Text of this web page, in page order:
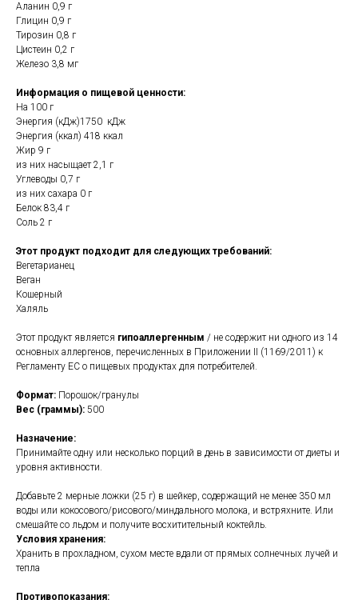
Аланин 0,9 г
Глицин 0,9 г
Тирозин 0,8 г
Цистеин 0,2 г
Железо 3,8 мг
Информация о пищевой ценности:
На 100 г
Энергия (кДж)1750 кДж
Энергия (ккал) 418 ккал
Жир 9 г
из них насыщает 2,1 г
Углеводы 0,7 г
из них сахара 0 г
Белок 83,4 г
Соль 2 г
Этот продукт подходит для следующих требований:
Вегетарианец
Веган
Кошерный
Халяль
Этот продукт является гипоаллергенным / не содержит ни одного из 14
основных аллергенов, перечисленных в Приложении II (1169/2011) к
Регламенту ЕС о пищевых продуктах для потребителей.
Формат: Порошок/гранулы
Вес (граммы): 500
Назначение:
Принимайте одну или несколько порций в день в зависимости от диеты и
уровня активности.
Добавьте 2 мерные ложки (25 г) в шейкер, содержащий не менее 350 мл
воды или кокосового/рисового/миндального молока, и встряхните. Или
смешайте со льдом и получите восхитительный коктейль.
Условия хранения:
Хранить в прохладном, сухом месте вдали от прямых солнечных лучей и
тепла
Противопоказания: